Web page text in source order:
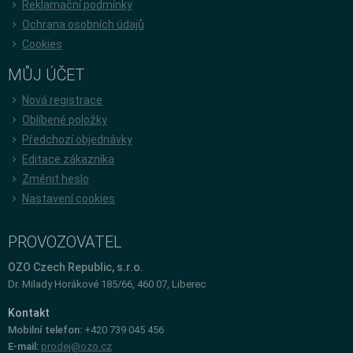
Reklamační podmínky
Ochrana osobních údajů
Cookies
MŮJ ÚČET
Nová registrace
Oblíbené položky
Předchozí objednávky
Editace zákazníka
Změnit heslo
Nastavení cookies
PROVOZOVATEL
OZO Czech Republic, s.r.o.
Dr. Milady Horákové 185/66, 460 07, Liberec
Kontakt
Mobilní telefon: +420 739 045 456
E-mail: prodej@ozo.cz